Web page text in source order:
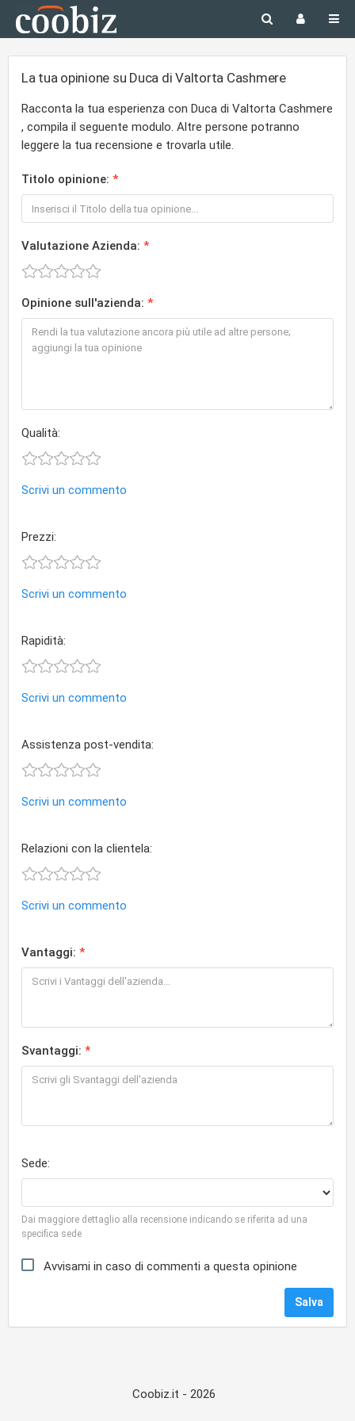
La tua opinione su Duca di Valtorta Cashmere
Racconta la tua esperienza con Duca di Valtorta Cashmere
, compila il seguente modulo. Altre persone potranno
leggere la tua recensione e trovarla utile.
Titolo opinione:
Valutazione Azienda:
Opinione sull'azienda:
Qualità:
Scrivi un commento
Prezzi:
Scrivi un commento
Rapidità:
Scrivi un commento
Assistenza post-vendita:
Scrivi un commento
Relazioni con la clientela:
Scrivi un commento
Vantaggi:
Svantaggi:
Sede:
Dai maggiore dettaglio alla recensione indicando se riferita ad una
specifica sede
Avvisami in caso di commenti a questa opinione
Coobiz.it - 2026